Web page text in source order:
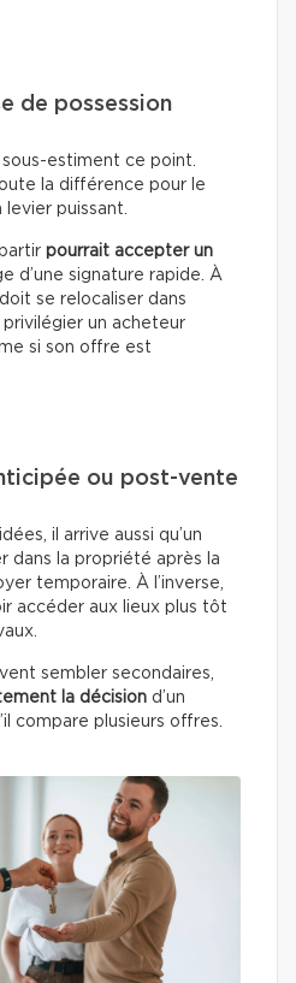
de possession
sous-estiment ce point.
la différence pour le
puissant.
pourrait accepter un
d’une signature rapide. À
doit se relocaliser dans
un acheteur
si son offre est
ou post-vente
il arrive aussi qu’un
dans la propriété après la
temporaire. À l’inverse,
accéder aux lieux plus tôt
sembler secondaires,
la décision d’un
compare plusieurs offres.